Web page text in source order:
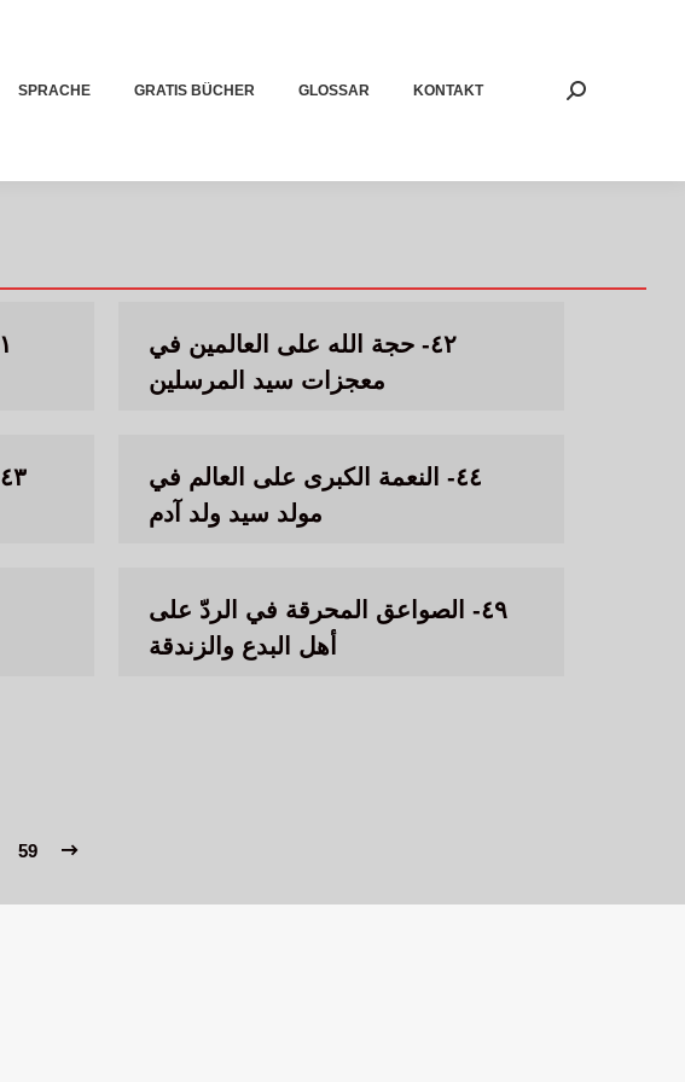
SPRACHE GRATIS BÜCHER GLOSSAR KONTAKT Search:
٤٢- حجة الله على العالمين في
معجزات سيد المرسلين
٤٤- النعمة الكبرى على العالم في
مولد سيد ولد آدم
٤٩- الصواعق المحرقة في الردّ على
أهل البدع والزندقة
59